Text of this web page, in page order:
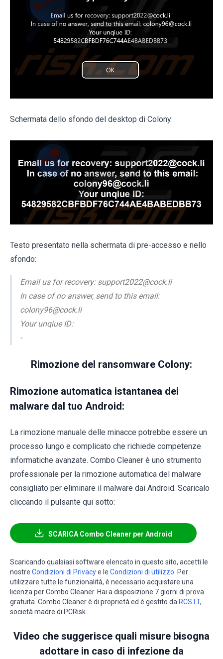
Schermata dello sfondo del desktop di Colony:
Testo presentato nella schermata di pre-accesso e nello
sfondo:
Email us for recovery: support2022@cock.li
In case of no answer, send to this email:
colony96@cock.li
Your unqiue ID:
-
Rimozione del ransomware Colony:
Rimozione automatica istantanea dei
malware dal tuo Android:
La rimozione manuale delle minacce potrebbe essere un
processo lungo e complicato che richiede competenze
informatiche avanzate. Combo Cleaner è uno strumento
professionale per la rimozione automatica del malware
consigliato per eliminare il malware dai Android. Scaricalo
cliccando il pulsante qui sotto:
SCARICA Combo Cleaner per Android
Scaricando qualsiasi software elencato in questo sito, accetti le
nostre Condizioni di Privacye le Condizioni di utilizzo . Per
utilizzare tutte le funzionalità, è necessario acquistare una
licenza per Combo Cleaner. Hai a disposizione 7 giorni di prova
gratuita. Combo Cleaner è di proprietà ed è gestito da RCS LT,
società madre di PCRisk.
Video che suggerisce quali misure bisogna
adottare in caso di infezione da